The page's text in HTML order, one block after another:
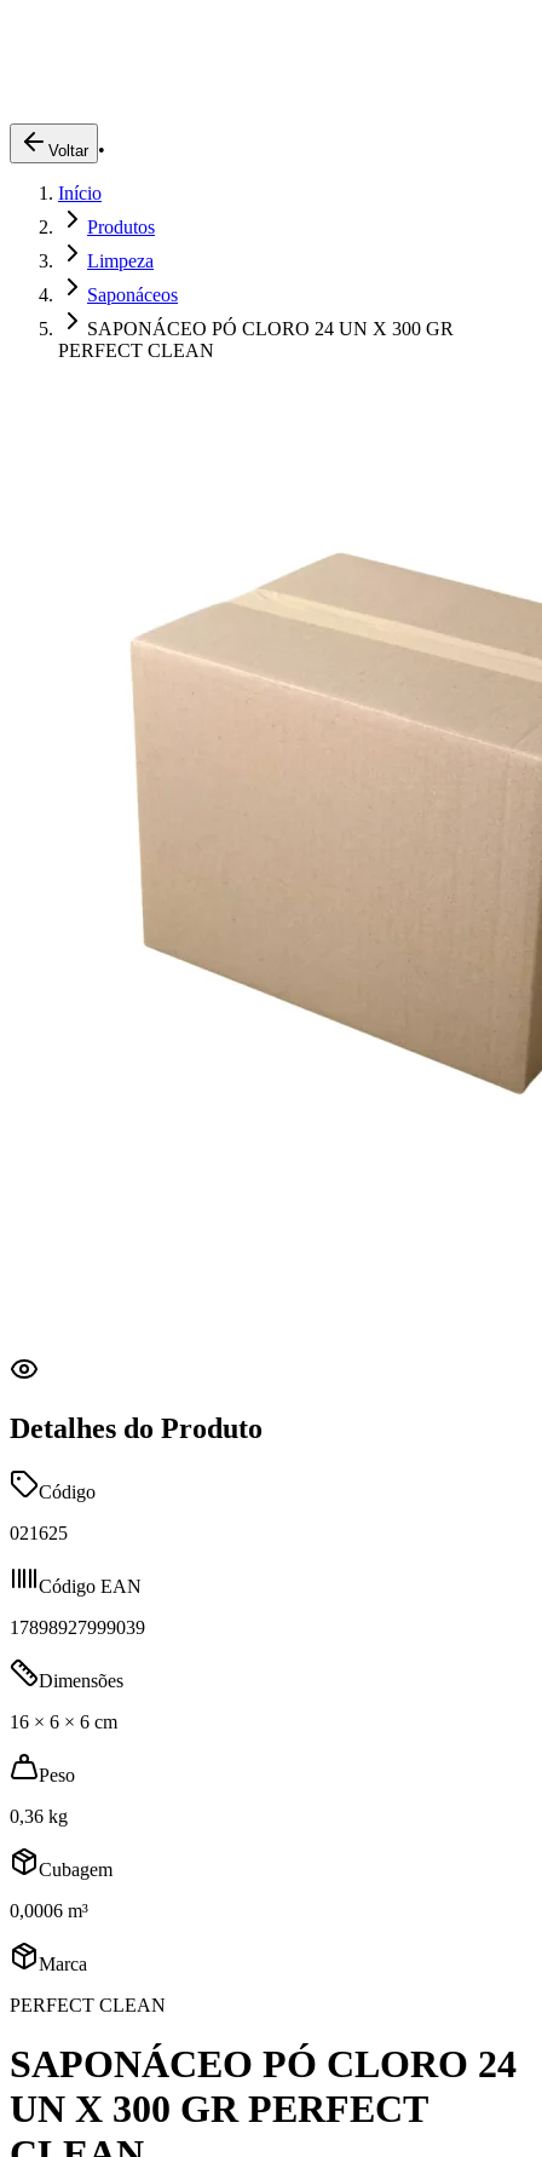
Pedidos Online
Trabalhe Conosco
Voltar •
Início
Produtos
Limpeza
Saponáceos
SAPONÁCEO PÓ CLORO 24 UN X 300 GR
PERFECT CLEAN
Detalhes do Produto
Código
021625
Código EAN
17898927999039
Dimensões
16 × 6 × 6 cm
Peso
0,36 kg
Cubagem
0,0006 m³
Marca
PERFECT CLEAN
SAPONÁCEO PÓ CLORO 24
UN X 300 GR PERFECT